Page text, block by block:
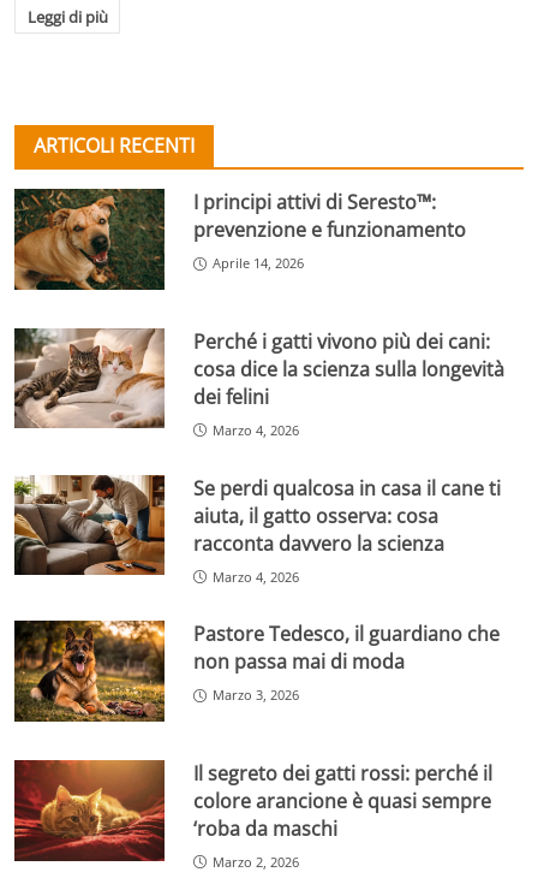
Leggi di più
ARTICOLI RECENTI
I principi attivi di Seresto™:
prevenzione e funzionamento
Aprile 14, 2026
Perché i gatti vivono più dei cani:
cosa dice la scienza sulla longevità
dei felini
Marzo 4, 2026
Se perdi qualcosa in casa il cane ti
aiuta, il gatto osserva: cosa
racconta davvero la scienza
Marzo 4, 2026
Pastore Tedesco, il guardiano che
non passa mai di moda
Marzo 3, 2026
Il segreto dei gatti rossi: perché il
colore arancione è quasi sempre
‘roba da maschi
Marzo 2, 2026